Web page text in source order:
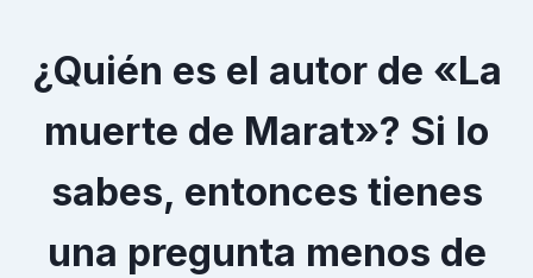
¿Quién es el autor de «La
muerte de Marat»? Si lo
sabes, entonces tienes
una pregunta menos de